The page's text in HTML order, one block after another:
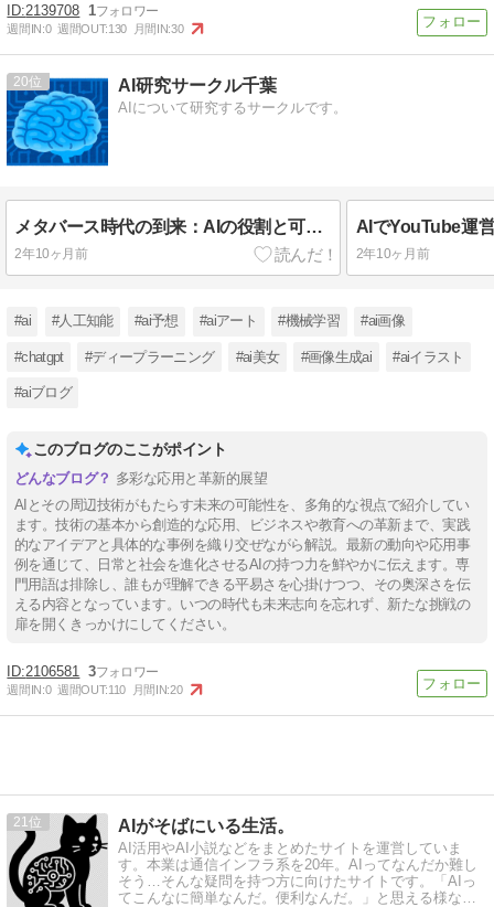
2139708 1
週間IN:0 週間OUT:130 月間IN:30
20 AI研究サークル千葉
AIについて研究するサークルです。
メタバース時代の到来：AIの役割と可能性に迫る
2年10ヶ月前 2年10ヶ月前
#ai #人工知能 #ai予想 #aiアート #機械学習 #ai画像
#chatgpt #ディープラーニング #ai美女 #画像生成ai #aiイラスト
#aiブログ
このブログのここがポイント
多彩な応用と革新的展望
AIとその周辺技術がもたらす未来の可能性を、多角的な視点で紹介してい
ます。技術の基本から創造的な応用、ビジネスや教育への革新まで、実践
的なアイデアと具体的な事例を織り交ぜながら解説。最新の動向や応用事
例を通じて、日常と社会を進化させるAIの持つ力を鮮やかに伝えます。専
門用語は排除し、誰もが理解できる平易さを心掛けつつ、その奥深さを伝
える内容となっています。いつの時代も未来志向を忘れず、新たな挑戦の
扉を開くきっかけにしてください。
2106581 3
週間IN:0 週間OUT:110 月間IN:20
21 AIがそばにいる生活。
AI活用やAI小説などをまとめたサイトを運営していま
す。本業は通信インフラ系を20年。AIってなんだか難し
そう…そんな疑問を持つ方に向けたサイトです。「AIっ
てこんなに簡単なんだ。便利なんだ。」と思える様な情